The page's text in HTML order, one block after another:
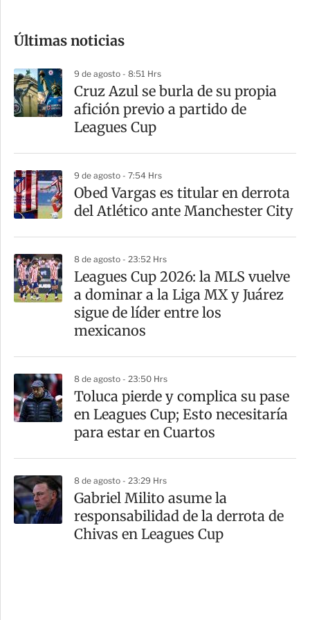
m
a
r
t
Últimas noticias
9 de agosto - 8:51 Hrs
Cruz Azul se burla de su propia
afición previo a partido de
Leagues Cup
9 de agosto - 7:54 Hrs
Obed Vargas es titular en derrota
del Atlético ante Manchester City
8 de agosto - 23:52 Hrs
Leagues Cup 2026: la MLS vuelve
a dominar a la Liga MX y Juárez
sigue de líder entre los
mexicanos
8 de agosto - 23:50 Hrs
Toluca pierde y complica su pase
en Leagues Cup; Esto necesitaría
para estar en Cuartos
8 de agosto - 23:29 Hrs
Gabriel Milito asume la
responsabilidad de la derrota de
Chivas en Leagues Cup